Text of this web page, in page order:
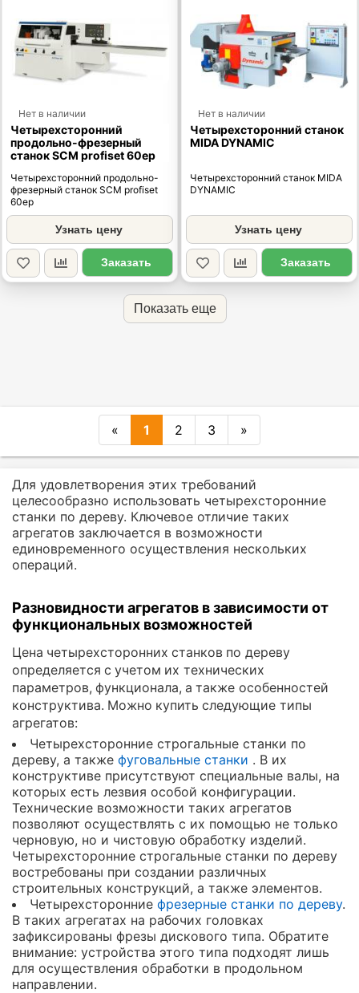
Нет в наличии
Четырехсторонний
продольно-фрезерный
станок SCM profiset 60ep
Четырехсторонний продольно-
фрезерный станок SCM profiset
60ep
Узнать цену
Заказать
Нет в наличии
Четырехсторонний станок
MIDA DYNAMIC
Четырехсторонний станок MIDA
DYNAMIC
Узнать цену
Заказать
Показать еще
« 1 2 3 »
Для удовлетворения этих требований
целесообразно использовать четырехсторонние
станки по дереву. Ключевое отличие таких
агрегатов заключается в возможности
единовременного осуществления нескольких
операций.
Разновидности агрегатов в зависимости от
функциональных возможностей
Цена четырехсторонних станков по дереву
определяется с учетом их технических
параметров, функционала, а также особенностей
конструктива. Можно купить следующие типы
агрегатов:
Четырехсторонние строгальные станки по
дереву, а также фуговальные станки . В их
конструктиве присутствуют специальные валы, на
которых есть лезвия особой конфигурации.
Технические возможности таких агрегатов
позволяют осуществлять с их помощью не только
черновую, но и чистовую обработку изделий.
Четырехсторонние строгальные станки по дереву
востребованы при создании различных
строительных конструкций, а также элементов.
Четырехсторонние фрезерные станки по дереву.
В таких агрегатах на рабочих головках
зафиксированы фрезы дискового типа. Обратите
внимание: устройства этого типа подходят лишь
для осуществления обработки в продольном
направлении.